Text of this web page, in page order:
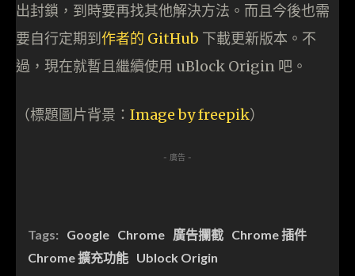
出封鎖，到時要再找其他解決方法。而且今後也需
要自行定期到 作者的 GitHub 下載更新版本。不
過，現在就暫且繼續使用 uBlock Origin 吧。
（標題圖片背景： Image by freepik）
- 廣告 -
Tags: Google Chrome 廣告攔截 Chrome 插件
Chrome 擴充功能 Ublock Origin